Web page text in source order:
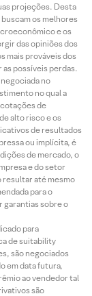
projeções. Desta
os melhores
e os
das opiniões dos
mais prováveis dos
possíveis perdas.
no
no qual a
de
alto risco e os
de resultados
ou implícita, é
de mercado, o
e do setor
resultar até mesmo
para o
garantias sobre o
para
de suitability
são negociados
em data futura,
ao vendedor tal
são